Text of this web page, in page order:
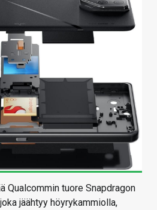
Qualcommin tuore Snapdragon
jäähtyy höyrykammiolla,